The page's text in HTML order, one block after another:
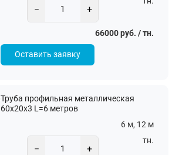
− +
66000 руб. / тн.
Оставить заявку
Труба профильная металлическая
60х20х3 L=6 метров
6 м, 12 м
− +
тн.